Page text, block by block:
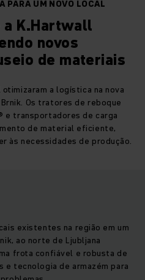
PARA UM NOVO LOCAL
a K.Hartwall
novos
de materiais
a logística na nova
Os tratores de reboque
e transportadores de carga
de material eficiente,
às necessidades de produção.
existentes na região em um
ao norte de Ljubljana
frota confiável e robusta de
e tecnologia de armazém para